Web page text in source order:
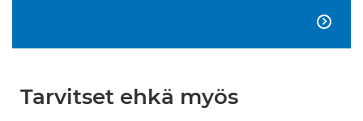

Tarvitset ehkä myös